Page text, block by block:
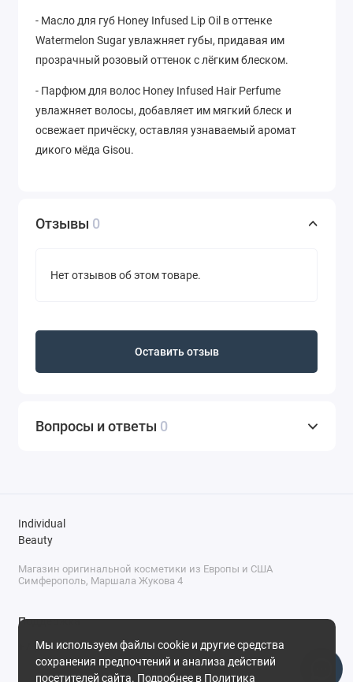
- Масло для губ Honey Infused Lip Oil в оттенке
Watermelon Sugar увлажняет губы, придавая им
прозрачный розовый оттенок с лёгким блеском.
- Парфюм для волос Honey Infused Hair Perfume
увлажняет волосы, добавляет им мягкий блеск и
освежает причёску, оставляя узнаваемый аромат
дикого мёда Gisou.
Отзывы 0
Нет отзывов об этом товаре.
Оставить отзыв
Вопросы и ответы 0
Мы используем файлы cookie и другие средства
сохранения предпочтений и анализа действий
посетителей сайта. Подробнее в Политика
Individual
Beauty
Магазин оригинальной косметики из Европы и США
Симферополь, Маршала Жукова 4
Поддержка
+7 (978) 586-46-46
ПН-ПТ: 9:00 - 18:00